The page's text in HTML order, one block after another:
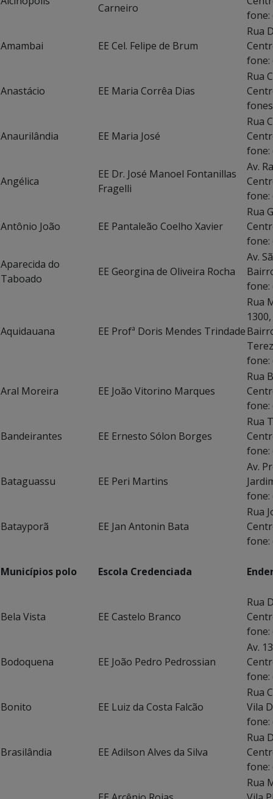
Carneiro
fone:
Amambai EE Cel. Felipe de Brum
fone:
Anastácio EE Maria Corrêa Dias
Rua
Anaurilândia EE Maria José
Rua
fone:
Angélica
EE Dr. José Manoel Fontanillas
Fragelli
Av.
fone:
Antônio João EE Pantaleão Coelho Xavier
fone:
Aparecida do
Taboado
EE Georgina de Oliveira Rocha
Av.
fone:
Aquidauana EE Profª Doris Mendes Trindade
Rua
fone:
Aral Moreira EE João Vitorino Marques
Rua
fone:
Bandeirantes EE Ernesto Sólon Borges
Rua
fone:
Bataguassu EE Peri Martins
Av.
fone:
Batayporã EE Jan Antonin Bata
Rua
fone:
Municípios polo Escola Credenciada
Bela Vista EE Castelo Branco
Rua
fone:
Bodoquena EE João Pedro Pedrossian
Av.
fone:
Bonito EE Luiz da Costa Falcão
Rua
Vila
fone:
Brasilândia EE Adilson Alves da Silva
Rua
fone: